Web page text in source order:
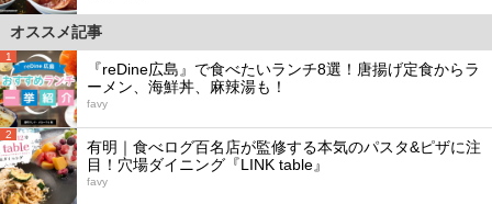
オススメ記事
1
『reDine広島』で食べたいランチ8選！唐揚げ定食からラ
ーメン、海鮮丼、麻辣湯も！
favy
2
有明｜食べログ百名店が監修する本気のパスタ&ピザに注
目！穴場ダイニング『LINK table』
favy